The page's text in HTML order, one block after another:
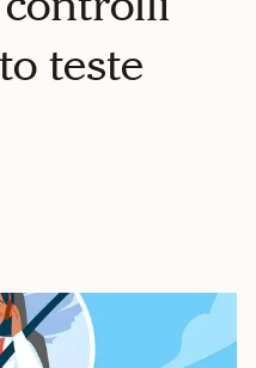
teste